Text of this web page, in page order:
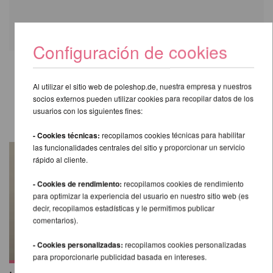
TAMBIÉN LE RECOMENDAMOS
LOS SIGUIENTES PRODUCTOS
Configuración de cookies
Al utilizar el sitio web de poleshop.de, nuestra empresa y nuestros
socios externos pueden utilizar cookies para recopilar datos de los
usuarios con los siguientes fines:
- Cookies técnicas: recopilamos cookies técnicas para habilitar
las funcionalidades centrales del sitio y proporcionar un servicio
rápido al cliente.
- Cookies de rendimiento: recopilamos cookies de rendimiento
para optimizar la experiencia del usuario en nuestro sitio web (es
decir, recopilamos estadísticas y le permitimos publicar
comentarios).
- Cookies personalizadas: recopilamos cookies personalizadas
para proporcionarle publicidad basada en intereses.